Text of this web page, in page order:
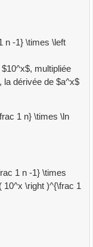
n -1} \times \left
multipliée
la dérivée de $a^x$
1 n} \times \ln
1 n -1} \times
10^x \right )^{\frac 1